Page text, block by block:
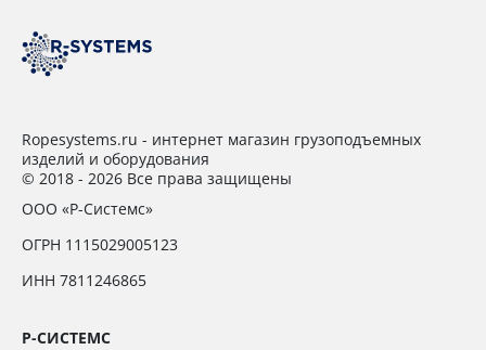
Ropesystems.ru - интернет магазин грузоподъемных
изделий и оборудования
© 2018 - 2026 Все права защищены
ООО «Р-Системс»
ОГРН 1115029005123
ИНН 7811246865
Р-СИСТЕМС